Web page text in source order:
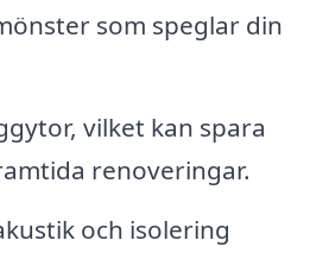
som speglar din
vilket kan spara
renoveringar.
och isolering